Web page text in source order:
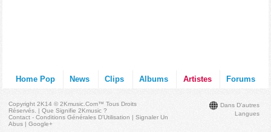
Home Pop News Clips Albums Artistes Forums
Dans D'autres
Langues
Copyright 2K14 © 2Kmusic.com™Tous Droits
Réservés . |Que Signifie 2Kmusic ?
Contact - Conditions Générales D'Utilisation |Signaler Un
Abus |Google+